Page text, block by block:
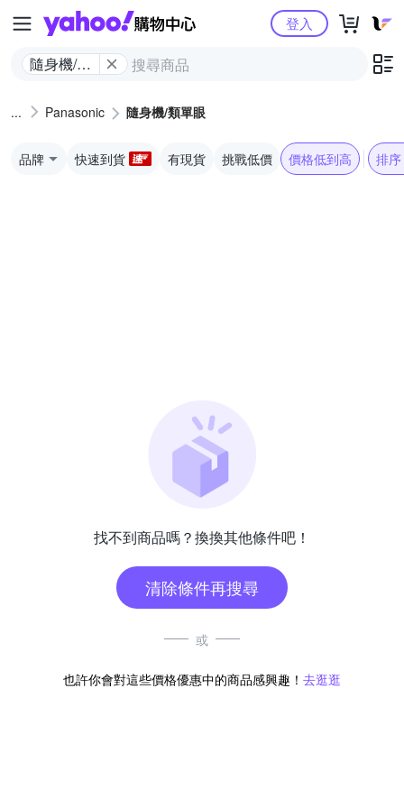
Yahoo購物中心
隨身機/類
登入
Panasonic 隨身機/類單眼
品牌 快速到貨 有現貨 挑戰低價 價格低到高 排序
找不到商品嗎？換換其他條件吧！
清除條件再搜尋
或
也許你會對這些價格優惠中的商品感興趣！ 去逛逛